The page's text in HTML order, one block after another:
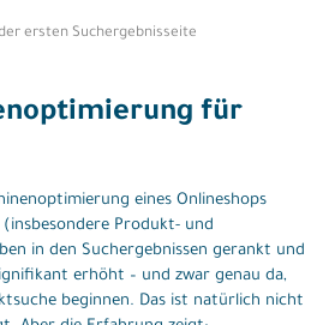
ersten Suchergebnisseite
für
eines Onlineshops
Produkt- und
in den Suchergebnissen gerankt und
erhöht – und zwar genau da,
beginnen. Das ist natürlich nicht